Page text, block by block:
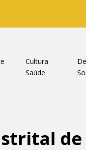
Cultura
Saúde
de